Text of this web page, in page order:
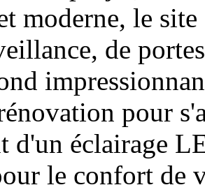
moderne, le
de
pour
d'un éclairage
le confort de